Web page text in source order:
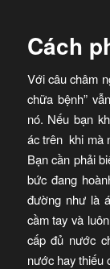
Cách
Với câu châm
chữa bệnh”
nó. Nếu bạn
ác trên khi mà
Bạn cần phải
bức đang
đường như là
cầm tay và
cấp đủ nước
nước hay thiếu